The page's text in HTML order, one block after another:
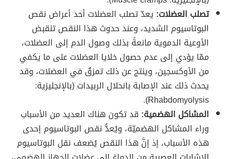
تصلب العضلات: يعدّ تصلب العضلات أحد أعراض نقص
البوتاسيوم الشديد، وعند حدوث هذا النقص تنقبض
الأوعية الدموية مانعةً بذلك وصول الدم إلى العضلات،
ممّا يؤدي إلى عدم حصول خلايا العضلات على ما يكفي
من الأوكسجين، وينتج عن ذلك تمزقُ في العضلات، وقد
يحدث ذلك عند الإصابة بانحلال الربيدات (بالإنجليزية:
Rhabdomyolysis).
المشاكل الهضمية: قد تكون هناك العديد من الأسباب
وراء المشاكل الهضميّة، ويُعدُّ نقص البوتاسيوم إحدى
هذه الأسباب، إذ إنَّ هذا النقص يُضعف نقل البوتاسيوم